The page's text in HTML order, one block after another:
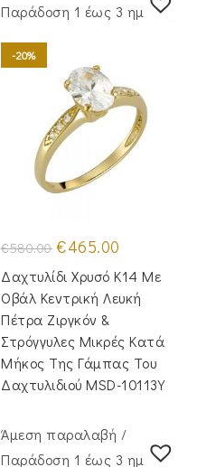
Παράδoση 1 έως 3 ημέρες
-20%
€580.00 Original
price
was:
€580.00.
€465.00
τιμή
είναι:
€465.00.
Δαχτυλίδι Χρυσό Κ14 Με
Οβάλ Κεντρική Λευκή
Πέτρα Ζιργκόν &
Στρόγγυλες Μικρές Κατά
Μήκος Της Γάμπας Του
Δαχτυλιδιού MSD-10113Y
Άμεση παραλαβή /
Παράδoση 1 έως 3 ημέρες